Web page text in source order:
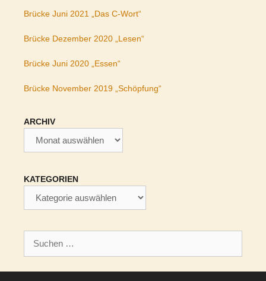
Brücke Juni 2021 „Das C-Wort“
Brücke Dezember 2020 „Lesen“
Brücke Juni 2020 „Essen“
Brücke November 2019 „Schöpfung“
ARCHIV
KATEGORIEN
nach: